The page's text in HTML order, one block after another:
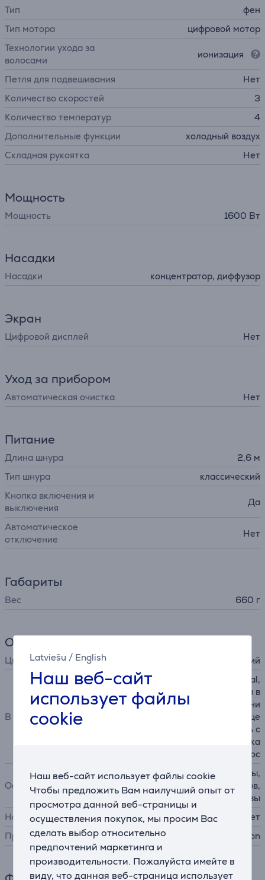
Latviešu / English
Наш веб-сайт
использует файлы
cookie
Наш веб-сайт использует файлы cookie
Чтобы предложить Вам наилучший опыт от
просмотра данной веб-страницы и
осуществления покупок, мы просим Вас
сделать выбор относительно
предпочтений маркетинга и
производительности. Пожалуйста имейте в
виду, что данная веб-страница использует
Тип
фен
Тип мотора
цифровой мотор
Технологии ухода за
волосами
ионизация
Петля для подвешивания
Нет
Количество скоростей
3
Количество температур
4
Дополнительные функции
холодный воздух
Cкладная рукоятка
Нет
Мощность
Мощность 1600 Вт
Насадки
Насадки концентратор, диффузoр
Экран
Цифровой дисплей Нет
Уход за прибором
Автоматическая очистка Нет
Питание
Длина шнура
2,6 м
Тип шнура
классический
Кнопка включения и
выключения
Да
Автоматическое
отключение
Нет
Габариты
Вес 660 г
Общий параметр
Цвет оранжевый, темно-синий
В комплекте
фен Dyson Supersonic Nural,
диффузор для волнистых и в
ьющихся волос, насадка с ни
зким потоком воздуха, конце
нтратор, насадка-гребень с
широкими зубьями, насадка
против пушения волос
Особенности
режим защиты кожи головы,
распознавание аксессуаров,
распознавание паузы
Настенный
Нет
Производитель
Dyson